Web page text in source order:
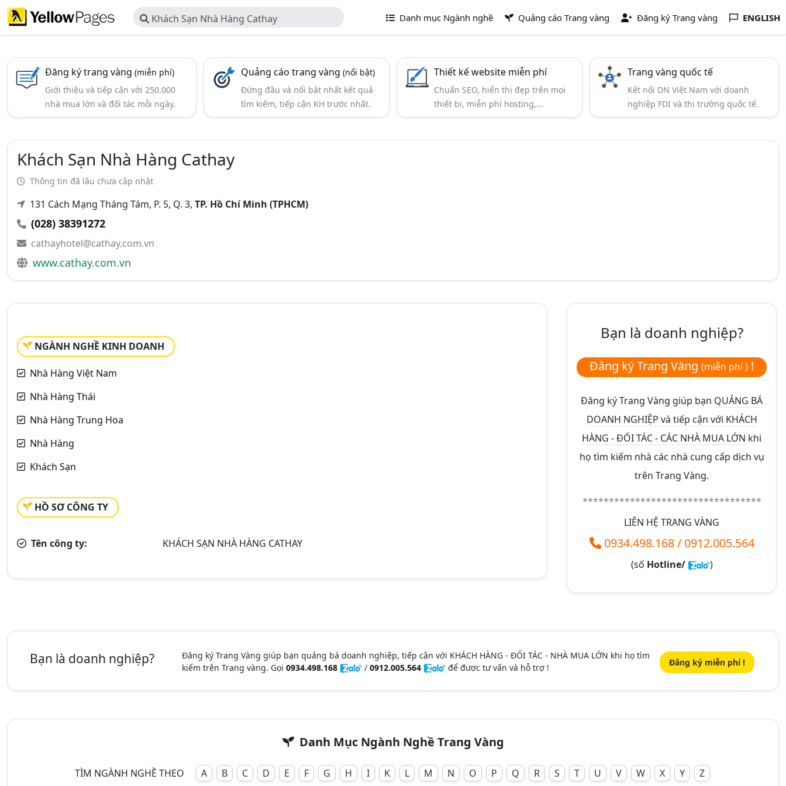
Khách Sạn Nhà Hàng Cathay Danh mục Ngành nghề Quảng cáo Trang vàng Đăng ký Trang vàng ENGLISH
Đăng ký trang vàng (miễn phí)
Giới thiệu và tiếp cận với 250.000
nhà mua lớn và đối tác mỗi ngày.
Quảng cáo trang vàng(nổi bật)
Đứng đầu và nổi bật nhất kết quả
tìm kiếm, tiếp cận KH trước nhất.
Thiết kế website miễn phí
Chuẩn SEO, hiển thị đẹp trên mọi
thiết bị, miễn phí hosting,...
Trang vàng quốc tế
Kết nối DN Việt Nam với doanh
nghiệp FDI và thị trường quốc tế.
Khách Sạn Nhà Hàng Cathay
Thông tin đã lâu chưa cập nhật
131 Cách Mạng Tháng Tám, P. 5, Q. 3, TP. Hồ Chí Minh (TPHCM)
(028) 38391272
cathayhotel@cathay.com.vn
www.cathay.com.vn
NGÀNH NGHỀ KINH DOANH
Nhà Hàng Việt Nam
Nhà Hàng Thái
Nhà Hàng Trung Hoa
Nhà Hàng
Khách Sạn
HỒ SƠ CÔNG TY
Tên công ty: KHÁCH SẠN NHÀ HÀNG CATHAY
Bạn là doanh nghiệp?
Đăng ký Trang Vàng (miễn phí ) !
Đăng ký Trang Vàng giúp bạn QUẢNG BÁ
DOANH NGHIỆP và tiếp cận với KHÁCH
HÀNG - ĐỐI TÁC - CÁC NHÀ MUA LỚN khi
họ tìm kiếm nhà các nhà cung cấp dịch vụ
trên Trang Vàng.
**********************************
LIÊN HỆ TRANG VÀNG
0934.498.168/ 0912.005.564
(số Hotline/ )
Bạn là doanh nghiệp?
Đăng ký Trang Vàng giúp bạn quảng bá doanh nghiệp, tiếp cận với KHÁCH HÀNG - ĐỐI TÁC - NHÀ MUA LỚN khi họ tìm
kiếm trên Trang vàng. Gọi 0934.498.168 / 0912.005.564 để được tư vấn và hỗ trợ ! Đăng ký miễn phí !
Danh Mục Ngành Nghề Trang Vàng
TÌM NGÀNH NGHỀ THEO A B C D E F G H I K L M N O P Q R S T U V W X Y Z